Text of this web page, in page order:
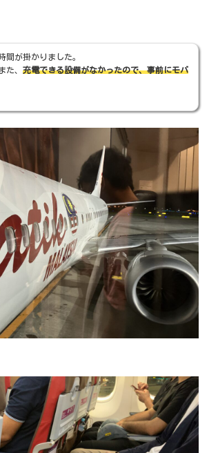
が掛かりました。
た、 充電できる設備がなかったので、事前にモバ